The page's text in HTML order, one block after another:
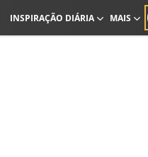
INSPIRAÇÃO DIÁRIA MAIS